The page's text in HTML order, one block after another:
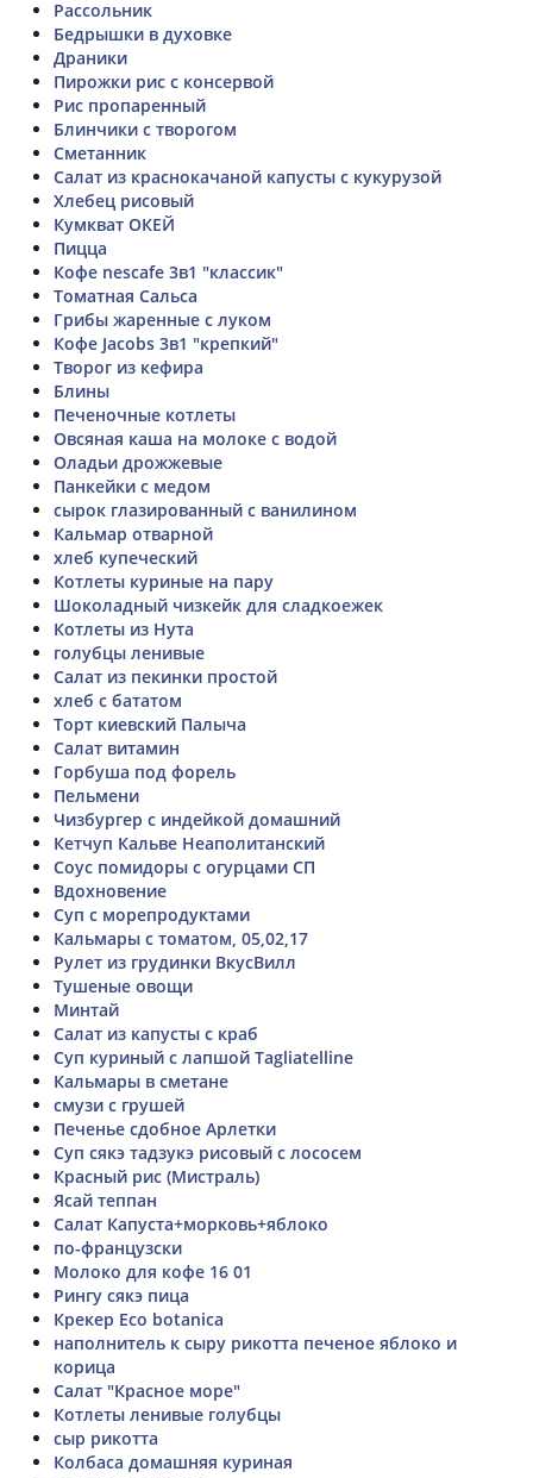
Рассольник
Бедрышки в духовке
Драники
Пирожки рис с консервой
Рис пропаренный
Блинчики с творогом
Сметанник
Салат из краснокачаной капусты с кукурузой
Хлебец рисовый
Кумкват ОКЕЙ
Пицца
Кофе nescafe 3в1 "классик"
Томатная Сальса
Грибы жаренные с луком
Кофе Jacobs 3в1 "крепкий"
Творог из кефира
Блины
Печеночные котлеты
Овсяная каша на молоке с водой
Оладьи дрожжевые
Панкейки с медом
сырок глазированный с ванилином
Кальмар отварной
хлеб купеческий
Котлеты куриные на пару
Шоколадный чизкейк для сладкоежек
Котлеты из Нута
голубцы ленивые
Салат из пекинки простой
хлеб с бататом
Торт киевский Палыча
Салат витамин
Горбуша под форель
Пельмени
Чизбургер с индейкой домашний
Кетчуп Кальве Неаполитанский
Соус помидоры с огурцами СП
Вдохновение
Суп с морепродуктами
Кальмары с томатом, 05,02,17
Рулет из грудинки ВкусВилл
Тушеные овощи
Минтай
Салат из капусты с краб
Суп куриный с лапшой Tagliatelline
Кальмары в сметане
смузи с грушей
Печенье сдобное Арлетки
Суп сякэ тадзукэ рисовый с лососем
Красный рис (Мистраль)
Ясай теппан
Салат Капуста+морковь+яблоко
по-французски
Молоко для кофе 16 01
Рингу сякэ пица
Крекер Eco botanica
наполнитель к сыру рикотта печеное яблоко и
корица
Салат "Красное море"
Котлеты ленивые голубцы
сыр рикотта
Колбаса домашняя куриная